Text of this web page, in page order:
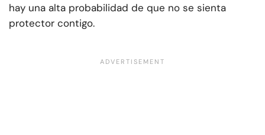
hay una alta probabilidad de que no se sienta
protector contigo.